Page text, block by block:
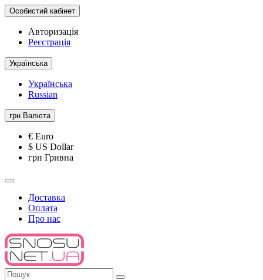
Особистий кабінет
Авторизація
Реєстрація
Українська
Українська
Russian
грн Валюта
€ Euro
$ US Dollar
грн Гривна
Доставка
Оплата
Про нас